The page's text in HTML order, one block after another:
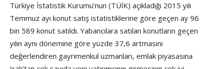
Türkiye İstatistik Kurumu’nun (TÜİK) açıkladığı 2015 yılı
Temmuz ayı konut satış istatistiklerine göre geçen ay 96
bin 589 konut satıldı. Yabancılara satılan konutların geçen
yılın aynı dönemine göre yüzde 37,6 artmasını
değerlendiren gayrimenkul uzmanları, emlak piyasasına